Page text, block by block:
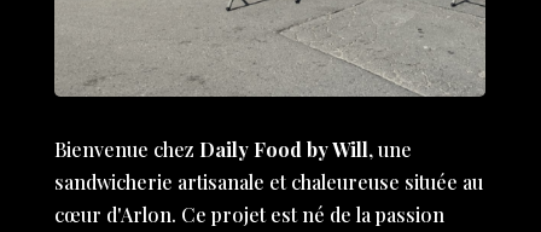
Bienvenue chez Daily Food by Will, une
sandwicherie artisanale et chaleureuse située au
cœur d'Arlon. Ce projet est né de la passion